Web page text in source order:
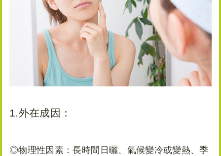
1.外在成因：
◎物理性因素：長時間日曬、氣候變冷或變熱、季